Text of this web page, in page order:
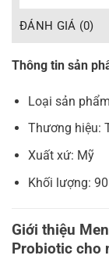
ĐÁNH GIÁ (0)
Thông tin sản
Loại sản
Thương hiệu:
Xuất xứ: Mỹ
Khối lượng:
Giới thiệu
Probiotic cho